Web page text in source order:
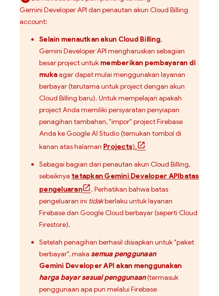
Gemini Developer API dan penautan akun Cloud Billing
account:
Selain menautkan akun Cloud Billing,
Gemini Developer API mengharuskan sebagian
besar project untuk memberikan pembayaran di
mukaagar dapat mulai menggunakan layanan
berbayar (terutama untuk project dengan akun
Cloud Billing baru). Untuk mempelajari apakah
project Anda memiliki persyaratan penyiapan
penagihan tambahan, "impor" project Firebase
Anda keGoogle AI Studio(temukan tombol di
kanan atas halaman Projects).
Sebagai bagian dari penautan akun Cloud Billing,
sebaiknya tetapkan Gemini Developer APIbatas
pengeluaran
. Perhatikan bahwa batas
pengeluaran ini tidakberlaku untuk layanan
Firebase dan Google Cloud berbayar (seperti Cloud
Firestore).
Setelah penagihan berhasil disiapkan untuk "paket
berbayar", maka semua penggunaan
Gemini Developer API akan menggunakan
harga bayar sesuai penggunaan(termasuk
penggunaan apa pun melalui Firebase